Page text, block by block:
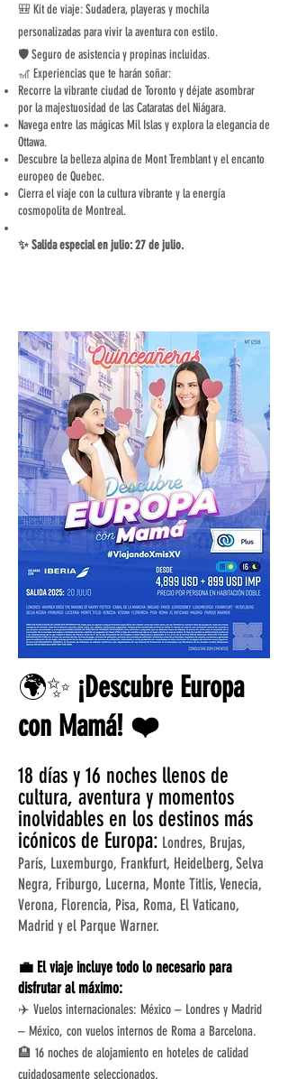
🎒 Kit de viaje: Sudadera, playeras y mochila
personalizadas para vivir la aventura con estilo.
🛡️ Seguro de asistencia y propinas incluidas.
🎢 Experiencias que te harán soñar:
Recorre la vibrante ciudad de Toronto y déjate asombrar
por la majestuosidad de las Cataratas del Niágara.
Navega entre las mágicas Mil Islas y explora la elegancia de
Ottawa.
Descubre la belleza alpina de Mont Tremblant y el encanto
europeo de Quebec.
Cierra el viaje con la cultura vibrante y la energía
cosmopolita de Montreal.
✨ Salida especial en julio: 27 de julio.
🌍✨ ¡Descubre Europa
con Mamá! ❤️
18 días y 16 noches llenos de
cultura, aventura y momentos
inolvidables en los destinos más
icónicos de Europa: Londres, Brujas,
París, Luxemburgo, Frankfurt, Heidelberg, Selva
Negra, Friburgo, Lucerna, Monte Titlis, Venecia,
Verona, Florencia, Pisa, Roma, El Vaticano,
Madrid y el Parque Warner.
💼 El viaje incluye todo lo necesario para
disfrutar al máximo:
✈️ Vuelos internacionales: México – Londres y Madrid
– México, con vuelos internos de Roma a Barcelona.
🏨 16 noches de alojamiento en hoteles de calidad
cuidadosamente seleccionados.